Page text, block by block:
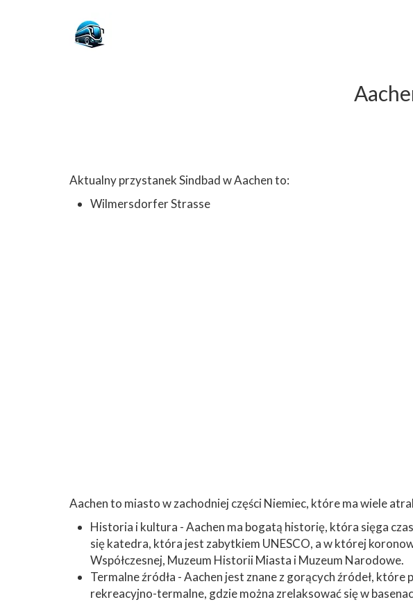
Aktualny przystanek Sindbad w Aachen to:
Wilmersdorfer Strasse
Aachen to miasto w zachodniej części Niemiec, które ma wiele
Historia i kultura - Aachen ma bogatą historię, która sięga
się katedra, która jest zabytkiem UNESCO, a w której
Współczesnej, Muzeum Historii Miasta i Muzeum Narodowe.
Termalne źródła - Aachen jest znane z gorących źródeł,
rekreacyjno-termalne, gdzie można zrelaksować się w